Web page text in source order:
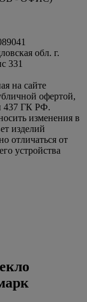
обл. г.
331
на сайте
офертой,
437 ГК РФ.
изменения в
изделий
отличаться от
устройства